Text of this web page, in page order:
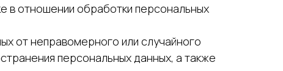
в отношении обработки персональных
от неправомерного или случайного
персональных данных, а также